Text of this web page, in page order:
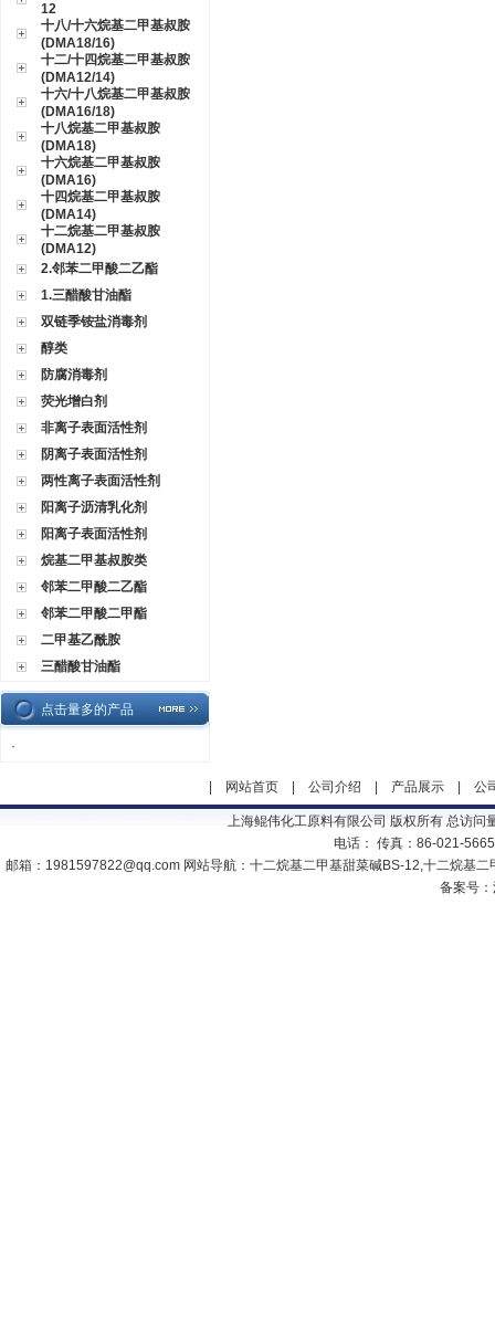
12
十八/十六烷基二甲基叔胺
(DMA18/16)
十二/十四烷基二甲基叔胺
(DMA12/14)
十六/十八烷基二甲基叔胺
(DMA16/18)
十八烷基二甲基叔胺
(DMA18)
十六烷基二甲基叔胺
(DMA16)
十四烷基二甲基叔胺
(DMA14)
十二烷基二甲基叔胺
(DMA12)
2.邻苯二甲酸二乙酯
1.三醋酸甘油酯
双链季铵盐消毒剂
醇类
防腐消毒剂
荧光增白剂
非离子表面活性剂
阴离子表面活性剂
两性离子表面活性剂
阳离子沥清乳化剂
阳离子表面活性剂
烷基二甲基叔胺类
邻苯二甲酸二乙酯
邻苯二甲酸二甲酯
二甲基乙酰胺
三醋酸甘油酯
点击量多的产品
·
网站首页| 公司介绍 产品展示| 公
上海鲲伟化工原料有限公司 版权所有 总访问
电话： 传真：86-021-
邮箱： 1981597822@qq.com网站导航：十二烷基二甲基甜菜碱BS-12,十二烷基
备案号：